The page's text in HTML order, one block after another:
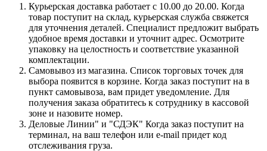
Курьерская доставка работает с 10.00 до 20.00. Когда
товар поступит на склад, курьерская служба свяжется
для уточнения деталей. Специалист предложит выбрать
удобное время доставки и уточнит адрес. Осмотрите
упаковку на целостность и соответствие указанной
комплектации.
Самовывоз из магазина. Список торговых точек для
выбора появится в корзине. Когда заказ поступит на в
пункт самовывоза, вам придет уведомление. Для
получения заказа обратитесь к сотруднику в кассовой
зоне и назовите номер.
Деловые Линии" и "СДЭК" Когда заказ поступит на
терминал, на ваш телефон или e-mail придет код
отслеживания груза.